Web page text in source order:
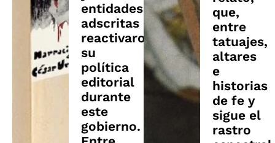
entidades
adscritas
reactivaron
su
política
editorial
durante
este
gobierno.
que,
entre
tatuajes,
altares
e
historias
de fe y
sigue el
rastro